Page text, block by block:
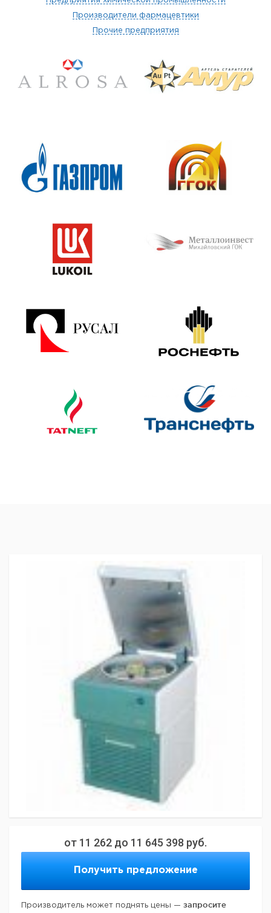
Производители фармацевтики
Прочие предприятия
от 11 262 до 11 645 398 руб.
Получить предложение
Производитель может поднять цены — запросите